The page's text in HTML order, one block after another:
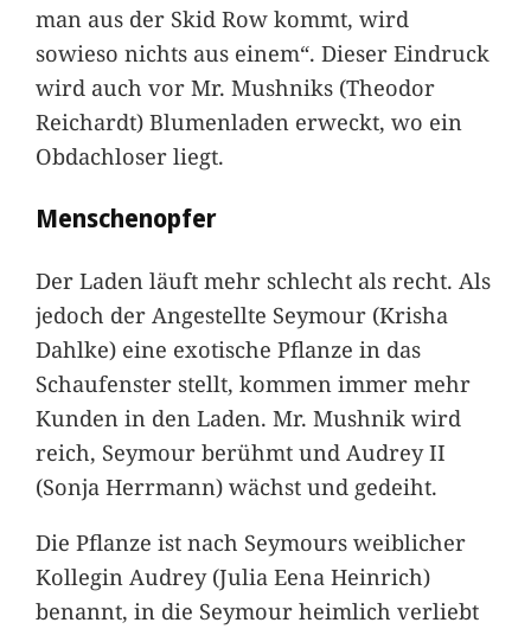
man aus der Skid Row kommt, wird
sowieso nichts aus einem“. Dieser Eindruck
wird auch vor Mr. Mushniks (Theodor
Reichardt) Blumenladen erweckt, wo ein
Obdachloser liegt.
Menschenopfer
Der Laden läuft mehr schlecht als recht. Als
jedoch der Angestellte Seymour (Krisha
Dahlke) eine exotische Pflanze in das
Schaufenster stellt, kommen immer mehr
Kunden in den Laden. Mr. Mushnik wird
reich, Seymour berühmt und Audrey II
(Sonja Herrmann) wächst und gedeiht.
Die Pflanze ist nach Seymours weiblicher
Kollegin Audrey (Julia Eena Heinrich)
benannt, in die Seymour heimlich verliebt